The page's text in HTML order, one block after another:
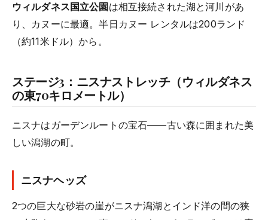
ウィルダネス国立公園 は相互接続された湖と河川があ
り、カヌーに最適。半日カヌー レンタルは200ランド
（約11米ドル）から。
ステージ3：ニスナストレッチ（ウィルダネス
の東70キロメートル）
ニスナはガーデンルートの宝石——古い森に囲まれた美
しい潟湖の町。
ニスナヘッズ
2つの巨大な砂岩の崖がニスナ潟湖とインド洋の間の狭